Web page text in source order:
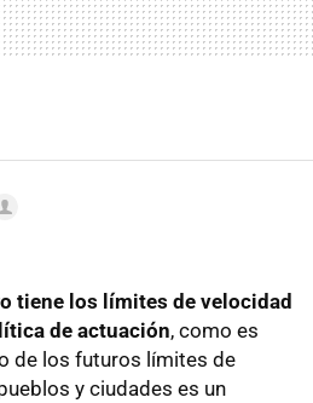
tiene los límites de velocidad
de actuación, como es
de los futuros límites de
y ciudades es un